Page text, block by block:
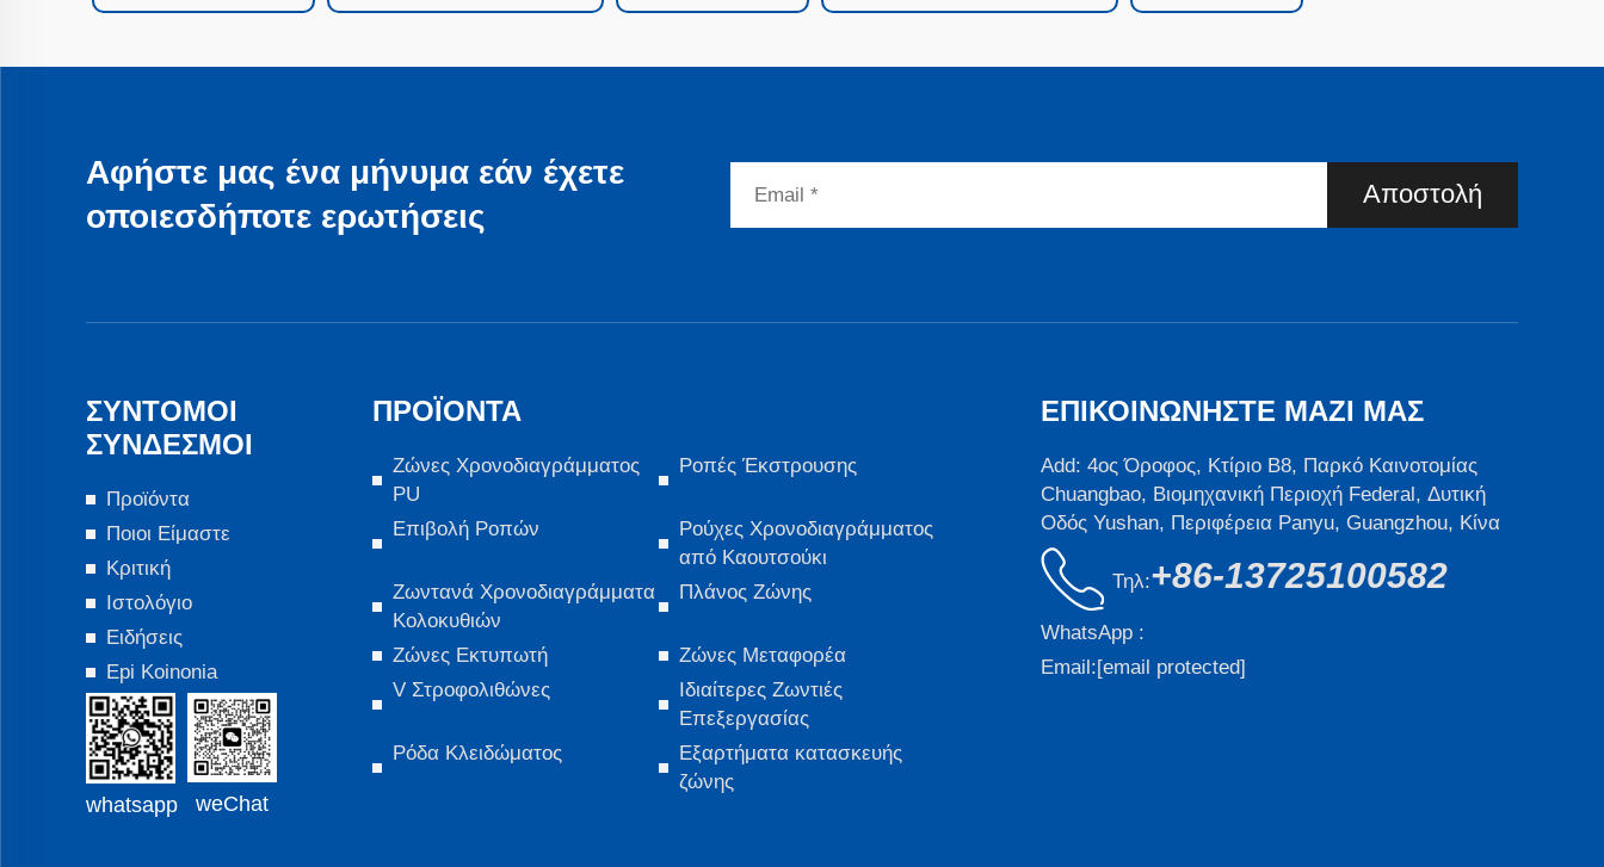
Αφήστε μας ένα μήνυμα εάν έχετε
οποιεσδήποτε ερωτήσεις
Αποστολή
ΣΎΝΤΟΜΟΙ
ΣΎΝΔΕΣΜΟΙ
Προϊόντα
Ποιοι Είμαστε
Κριτική
Ιστολόγιο
Ειδήσεις
Epi Koinonia
whatsapp weChat
ΠΡΟΪΌΝΤΑ
Ζώνες Χρονοδιαγράμματος
PU
Ροπές Έκστρουσης
Επιβολή Ροπών
Ρούχες Χρονοδιαγράμματος
από Καουτσούκι
Ζωντανά Χρονοδιαγράμματα
Κολοκυθιών
Πλάνος Ζώνης
Ζώνες Εκτυπωτή
Ζώνες Μεταφορέα
V Στροφολιθώνες
Ιδιαίτερες Ζωντιές
Επεξεργασίας
Ρόδα Κλειδώματος
Εξαρτήματα κατασκευής
ζώνης
ΕΠΙΚΟΙΝΩΝΉΣΤΕ ΜΑΖΊ ΜΑΣ
Add: 4ος Όροφος, Κτίριο B8, Παρκό Καινοτομίας
Chuangbao, Βιομηχανική Περιοχή Federal, Δυτική
Οδός Yushan, Περιφέρεια Panyu, Guangzhou, Κίνα
Τηλ:+86-13725100582
WhatsApp :
Email:[email protected]